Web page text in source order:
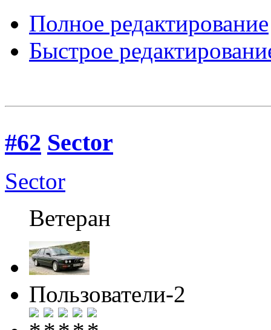
Полное редактирование
Быстрое
#62 Sector
Sector
Ветеран
Пользователи-2